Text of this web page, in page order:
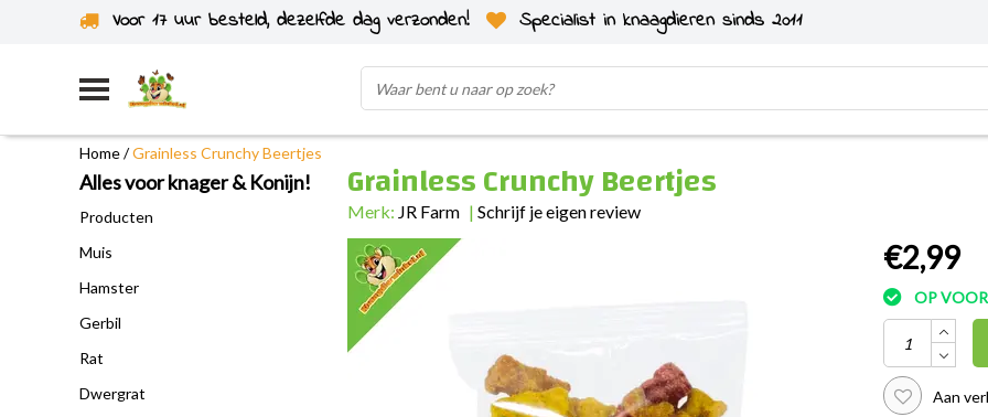
Voor 17 uur besteld, dezelfde dag verzonden!
Specialist in knaagdieren sinds 2011
Uit eigen voorraad verzonden
Home/Grainless Crunchy Beertjes
Alles voor knager & Konijn!
Producten
Muis
Hamster
Gerbil
Rat
Dwergrat
Grainless Crunchy Beertjes
Merk: JR Farm | Schrijf je eigen review
€2,99
OP
Aan